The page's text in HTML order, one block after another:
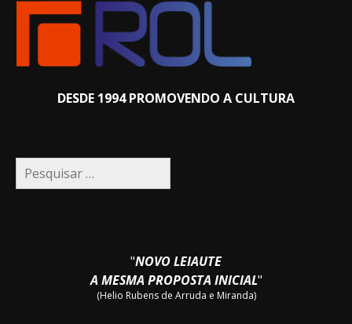
DESDE 1994 PROMOVENDO A CULTURA
Pesquisar
por:
"NOVO LEIAUTE
A MESMA PROPOSTA INICIAL"
(Helio Rubens de Arruda e Miranda)